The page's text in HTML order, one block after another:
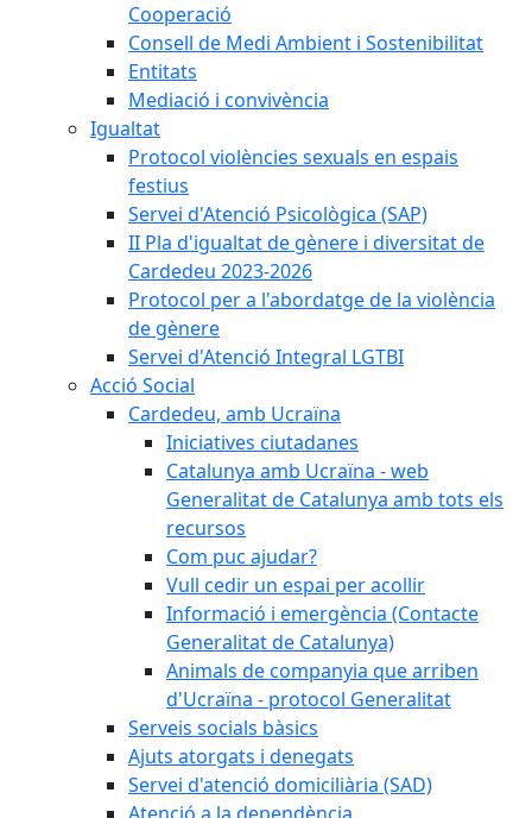
Cooperació
Consell de Medi Ambient i Sostenibilitat
Entitats
Mediació i convivència
Igualtat
Protocol violències sexuals en espais
festius
Servei d'Atenció Psicològica (SAP)
II Pla d'igualtat de gènere i diversitat de
Cardedeu 2023-2026
Protocol per a l'abordatge de la violència
de gènere
Servei d'Atenció Integral LGTBI
Acció Social
Cardedeu, amb Ucraïna
Iniciatives ciutadanes
Catalunya amb Ucraïna - web
Generalitat de Catalunya amb tots els
recursos
Com puc ajudar?
Vull cedir un espai per acollir
Informació i emergència (Contacte
Generalitat de Catalunya)
Animals de companyia que arriben
d'Ucraïna - protocol Generalitat
Serveis socials bàsics
Ajuts atorgats i denegats
Servei d'atenció domiciliària (SAD)